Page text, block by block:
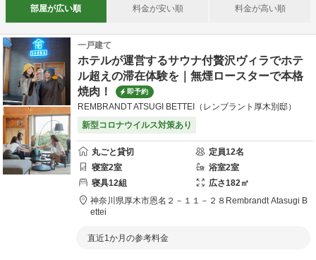
部屋が広い順 料金が安い順 料金が高い順
一戸建て
ホテルが運営するサウナ付贅沢ヴィラでホテ
ル超えの滞在体験を｜無煙ロースターで本格
焼肉！
即予約
REMBRANDT ATSUGI BETTEI（レンブラント厚木別邸）
新型コロナウイルス対策あり
丸ごと貸切 定員12名
寝室2室 浴室2室
寝具12組 広さ182㎡
神奈川県厚木市恩名２－１１－２８ Rembrandt Atasugi B
ettei
直近1か月の参考料金